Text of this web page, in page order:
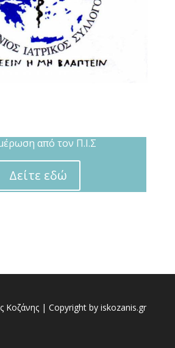
από τον Π.Ι.Σ
Δείτε εδώ
Κοζάνης | Copyright by iskozanis.gr